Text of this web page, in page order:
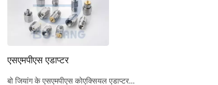
एसएमपीएस एडाप्टर
बो जियांग के एसएमपीएस कोएक्सियल एडाप्टर...